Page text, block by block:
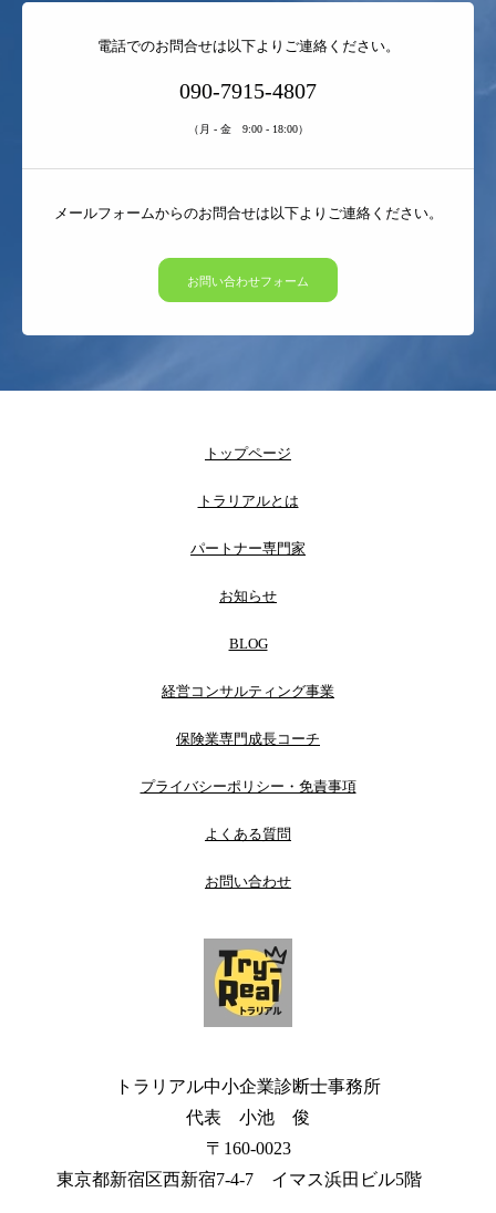
電話でのお問合せは以下よりご連絡ください。
090-7915-4807
（月 - 金 9:00 - 18:00）
メールフォームからのお問合せは以下よりご連絡ください。
お問い合わせフォーム
トップページ
トラリアルとは
パートナー専門家
お知らせ
BLOG
経営コンサルティング事業
保険業専門成長コーチ
プライバシーポリシー・免責事項
よくある質問
お問い合わせ
トラリアル中小企業診断士事務所
代表 小池 俊
〒160-0023
東京都新宿区西新宿7-4-7 イマス浜田ビル5階
ブログ
【NEW】 お知らせ